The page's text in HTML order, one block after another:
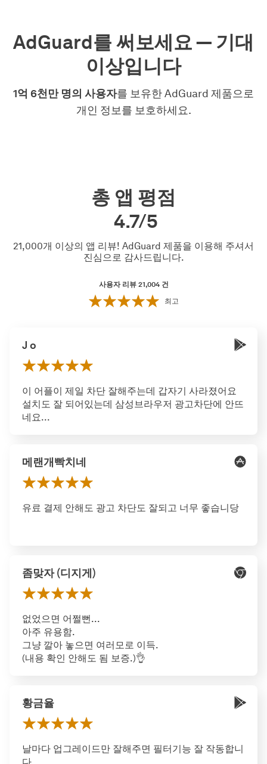
AdGuard를 써보세요 — 기대
이상입니다
1억 6천만 명의 사용자를 보유한 AdGuard 제품으로
개인 정보를 보호하세요.
총 앱 평점
4.7/5
21,000개 이상의 앱 리뷰! AdGuard 제품을 이용해 주셔서
진심으로 감사드립니다.
사용자 리뷰 21,004 건
최고
J o
이 어플이 제일 차단 잘해주는데 갑자기 사라졌어요
설치도 잘 되어있는데 삼성브라우저 광고차단에 안뜨
네요...
메랜개빡치네
유료 결제 안해도 광고 차단도 잘되고 너무 좋습니당
좀맞자 (디지게)
없었으면 어쩔뻔...
아주 유용함.
그냥 깔아 놓으면 여러모로 이득.
(내용 확인 안해도 됨 보증.)👌
황금율
날마다 업그레이드만 잘해주면 필터기능 잘 작동합니